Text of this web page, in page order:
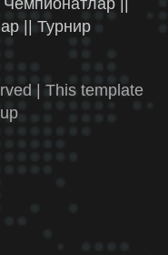
|| Турнир
| This template